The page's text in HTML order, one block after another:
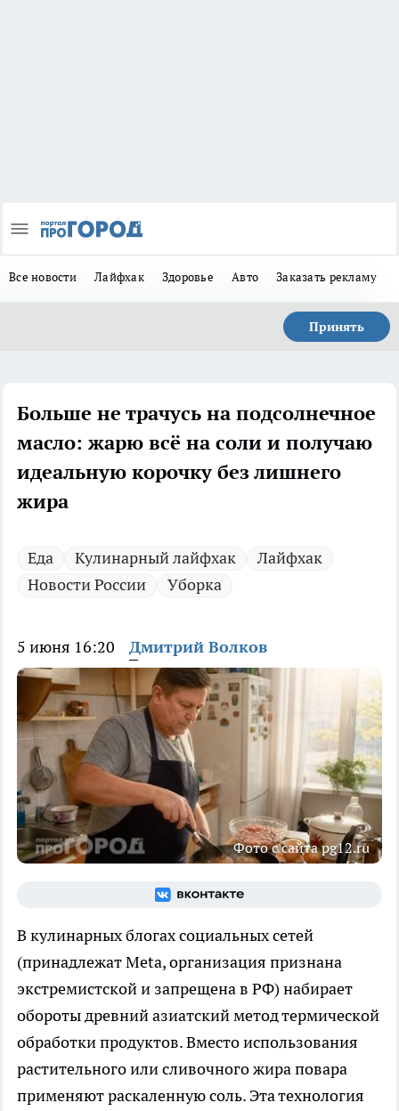
Все новости Лайфхак Здоровье Авто Заказать рекламу
Принять
Больше не трачусь на подсолнечное
масло: жарю всё на соли и получаю
идеальную корочку без лишнего
жира
Еда Кулинарный лайфхак
Лайфхак
Новости России
Уборка
5 июня 16:20 Дмитрий Волков
Фото с сайта pg12.ru
В кулинарных блогах социальных сетей
(принадлежат Meta, организация признана
экстремистской и запрещена в РФ) набирает
обороты древний азиатский метод термической
обработки продуктов. Вместо использования
растительного или сливочного жира повара
применяют раскаленную соль. Эта технология